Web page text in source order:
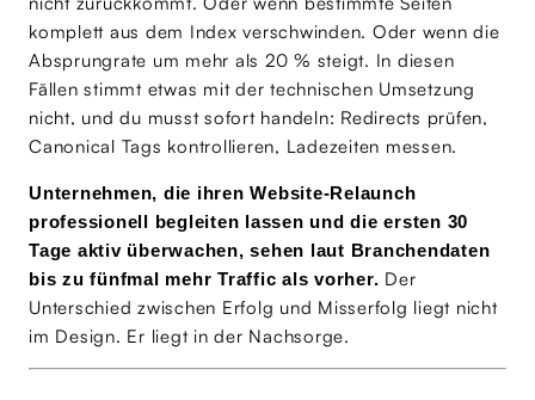
komplett aus dem Index verschwinden. Oder wenn die
Absprungrate um mehr als 20 % steigt. In diesen
Fällen stimmt etwas mit der technischen Umsetzung
nicht, und du musst sofort handeln: Redirects prüfen,
Canonical Tags kontrollieren, Ladezeiten messen.
Unternehmen, die ihren Website-Relaunch
professionell begleiten lassen und die ersten 30
Tage aktiv überwachen, sehen laut Branchendaten
bis zu fünfmal mehr Traffic als vorher. Der
Unterschied zwischen Erfolg und Misserfolg liegt nicht
im Design. Er liegt in der Nachsorge.